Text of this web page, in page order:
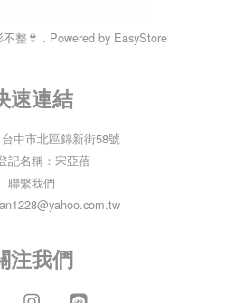
整👙 . Powered by EasyStore
速連結
中市北區錦新街58號
記名稱：宋亞蓓
聯繫我們
注我們
Facebook Instagram